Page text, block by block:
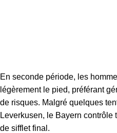
En seconde période, les
légèrement le pied, préférant
de risques. Malgré quelques
Leverkusen, le Bayern contrôle
de sifflet final.